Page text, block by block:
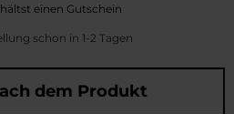
einen Gutschein
schon in 1-2 Tagen
dem Produkt